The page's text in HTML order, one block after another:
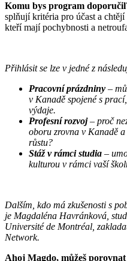
Komu bys program
splňují kritéria pro účast a
kteří mají pochybnosti a
Přihlásit se lze v jedné z
Pracovní prázdniny –
v Kanadě spojené s
výdaje.
Profesní rozvoj– proč
oboru zrovna v Kanadě
růstu?
Stáž v rámci studia –
kulturou v rámci vaší
Dalším, kdo má zkušenosti s
je Magdaléna Havránková,
Université de Montréal,
Network.
Ahoj Magdo, můžeš